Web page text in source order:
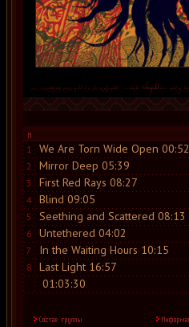
1 We Are Torn Wide Open 00:52
2 Mirror Deep 05:39
3 First Red Rays 08:27
4 Blind 09:05
5 Seething and Scattered 08:13
6 Untethered 04:02
7 In the Waiting Hours 10:15
8
Last Light 16:57
01:03:30